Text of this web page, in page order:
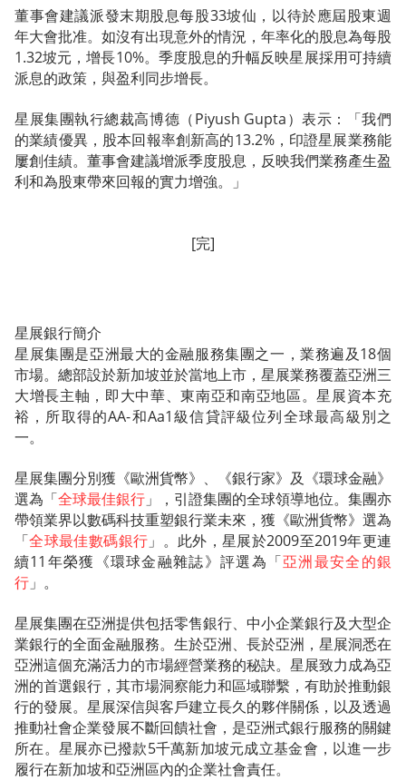
董事會建議派發末期股息每股33坡仙，以待於應屆股東週
年大會批准。如沒有出現意外的情況，年率化的股息為每股
1.32坡元，增長10%。季度股息的升幅反映星展採用可持續
派息的政策，與盈利同步增長。
星展集團執行總裁高博德（Piyush Gupta）表示：「我們
的業績優異，股本回報率創新高的13.2%，印證星展業務能
屢創佳績。董事會建議增派季度股息，反映我們業務產生盈
利和為股東帶來回報的實力增強。」
[完]
星展銀行簡介
星展集團是亞洲最大的金融服務集團之一，業務遍及18個
市場。總部設於新加坡並於當地上市，星展業務覆蓋亞洲三
大增長主軸，即大中華、東南亞和南亞地區。星展資本充
裕，所取得的AA-和Aa1級信貸評級位列全球最高級別之
一。
星展集團分別獲《歐洲貨幣》、《銀行家》及《環球金融》
選為「全球最佳銀行 」，引證集團的全球領導地位。集團亦
帶領業界以數碼科技重塑銀行業未來，獲《歐洲貨幣》選為
「全球最佳數碼銀行 」。此外，星展於2009至2019年更連
續11年榮獲《環球金融雜誌》評選為「亞洲最安全的銀
行 」。
星展集團在亞洲提供包括零售銀行、中小企業銀行及大型企
業銀行的全面金融服務。生於亞洲、長於亞洲，星展洞悉在
亞洲這個充滿活力的市場經營業務的秘訣。星展致力成為亞
洲的首選銀行，其市場洞察能力和區域聯繫，有助於推動銀
行的發展。星展深信與客戶建立長久的夥伴關係，以及透過
推動社會企業發展不斷回饋社會，是亞洲式銀行服務的關鍵
所在。星展亦已撥款5千萬新加坡元成立基金會，以進一步
履行在新加坡和亞洲區內的企業社會責任。